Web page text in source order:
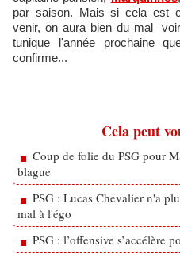
par saison. Mais si cela est
venir, on aura bien du mal voir
tunique l'année prochaine
confirme...
Cela peut
Coup de folie du PSG pour
blague
PSG : Lucas Chevalier n'a
mal à l'égo
PSG : l’offensive s’accélère